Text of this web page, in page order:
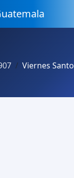
Viernes Santo